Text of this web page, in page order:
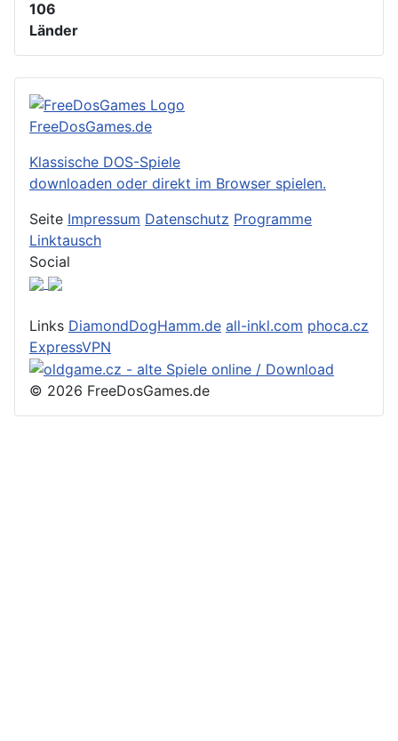
106
Länder
FreeDosGames.de
Klassische DOS-Spiele
downloaden oder direkt im Browser spielen.
Seite Impressum Datenschutz Programme
Linktausch
Social
Links DiamondDogHamm.de all-inkl.com phoca.cz
ExpressVPN
© 2026 FreeDosGames.de